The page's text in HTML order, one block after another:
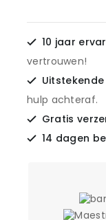
10 jaar
vertrouwen!
hulp achteraf.
Gratis
14 dagen